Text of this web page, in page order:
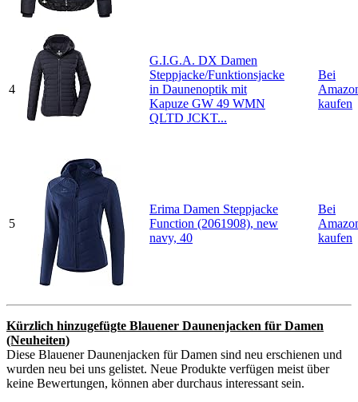
4
G.I.G.A. DX Damen
Steppjacke/Funktionsjacke
in Daunenoptik mit
Kapuze GW 49 WMN
QLTD JCKT...
Bei
kaufen
5
Erima Damen Steppjacke
Function (2061908), new
navy, 40
Bei
kaufen
Kürzlich hinzugefügte Blauener Daunenjacken für Damen
(Neuheiten)
Diese Blauener Daunenjacken für Damen sind neu erschienen und
wurden neu bei uns gelistet. Neue Produkte verfügen meist über
keine Bewertungen, können aber durchaus interessant sein.